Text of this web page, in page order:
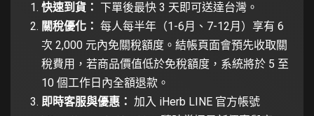
快速到貨： 下單後最快 3 天即可送達台灣。
關稅優化： 每人每半年（1-6月、7-12月）享有 6
次 2,000 元內免關稅額度。結帳頁面會預先收取關
稅費用，若商品價值低於免稅額度，系統將於 5 至
10 個工作日內全額退款。
即時客服與優惠： 加入 iHerb LINE 官方帳號